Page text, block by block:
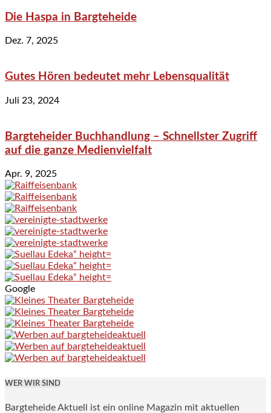
Die Haspa in Bargteheide
Dez. 7, 2025
Gutes Hören bedeutet mehr Lebensqualität
Juli 23, 2024
Bargteheider Buchhandlung – Schnellster Zugriff
auf die ganze Medienvielfalt
Apr. 9, 2025
Google
WER WIR SIND
Bargteheide Aktuell ist ein online Magazin mit aktuellen